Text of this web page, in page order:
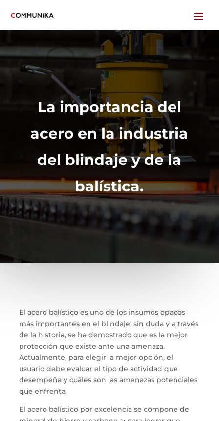
La importancia del
acero en la industria
del blindaje y de la
balística.
El acero balístico es uno de los insumos opacos
más importantes en el blindaje; sin duda y a través
de la historia, se ha demostrado que es la mejor
protección que existe ante una amenaza.
Actualmente, para elegir la mejor opción, el
usuario debe evaluar el tipo de actividad que
desempeña y cuáles son las amenazas potenciales
que enfrenta.
Elacero balístico porexcelenciase compone de